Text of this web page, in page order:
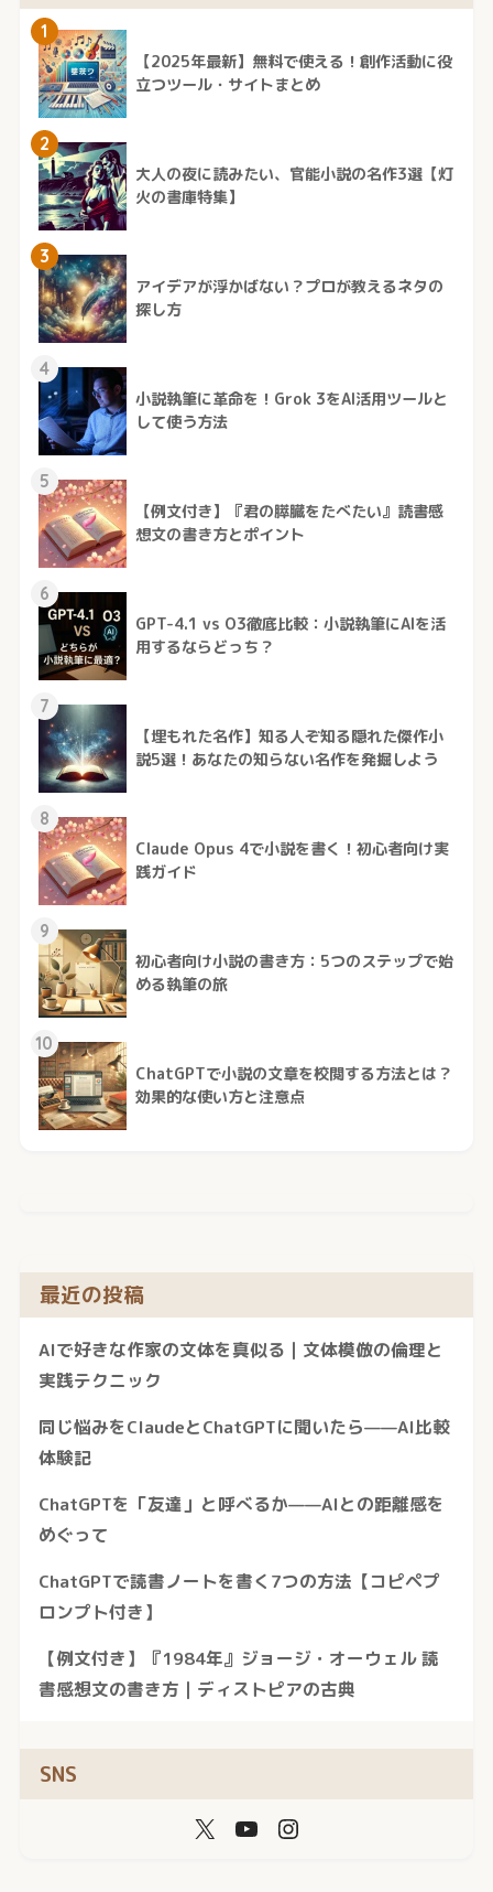
1
【2025年最新】無料で使える！創作活動に役
立つツール・サイトまとめ
2
大人の夜に読みたい、官能小説の名作3選【灯
火の書庫特集】
3
アイデアが浮かばない？プロが教えるネタの
探し方
4
小説執筆に革命を！Grok 3をAI活用ツールと
して使う方法
5
【例文付き】『君の膵臓をたべたい』読書感
想文の書き方とポイント
6
GPT-4.1 vs O3徹底比較：小説執筆にAIを活
用するならどっち？
7
【埋もれた名作】知る人ぞ知る隠れた傑作小
説5選！あなたの知らない名作を発掘しよう
8
Claude Opus 4で小説を書く！初心者向け実
践ガイド
9
初心者向け小説の書き方：5つのステップで始
める執筆の旅
10
ChatGPTで小説の文章を校閲する方法とは？
効果的な使い方と注意点
最近の投稿
AIで好きな作家の文体を真似る｜文体模倣の倫理と
実践テクニック
同じ悩みをClaudeとChatGPTに聞いたら——AI比較
体験記
ChatGPTを「友達」と呼べるか——AIとの距離感を
めぐって
ChatGPTで読書ノートを書く7つの方法【コピペプ
ロンプト付き】
【例文付き】『1984年』ジョージ・オーウェル 読
書感想文の書き方｜ディストピアの古典
SNS